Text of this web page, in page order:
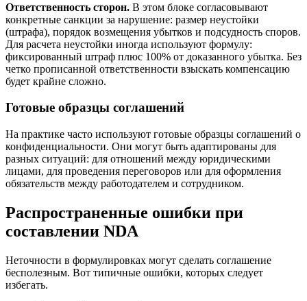
Ответственность сторон. В этом блоке согласовывают
конкретные санкции за нарушение: размер неустойки
(штрафа), порядок возмещения убытков и подсудность споров.
Для расчета неустойки иногда используют формулу:
фиксированный штраф плюс 100% от доказанного убытка. Без
четко прописанной ответственности взыскать компенсацию
будет крайне сложно.
Готовые образцы соглашений
На практике часто используют готовые образцы соглашений о
конфиденциальности. Они могут быть адаптированы для
разных ситуаций: для отношений между юридическими
лицами, для проведения переговоров или для оформления
обязательств между работодателем и сотрудником.
Распространенные ошибки при
составлении NDA
Неточности в формулировках могут сделать соглашение
бесполезным. Вот типичные ошибки, которых следует
избегать.